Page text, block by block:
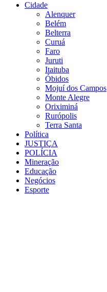
Cidade
Alenquer
Belém
Belterra
Curuá
Faro
Juruti
Itaituba
Óbidos
Mojuí dos Campos
Monte Alegre
Oriximiná
Rurópolis
Terra Santa
Política
JUSTIÇA
POLÍCIA
Mineração
Educação
Negócios
Esporte